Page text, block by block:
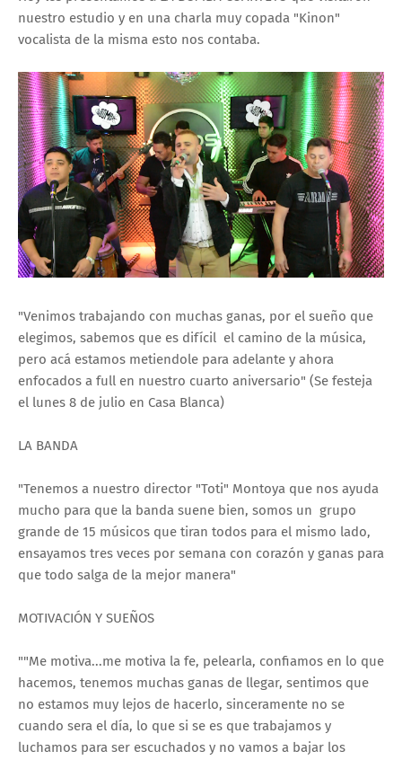
nuestro estudio y en una charla muy copada "Kinon"
vocalista de la misma esto nos contaba.
"Venimos trabajando con muchas ganas, por el sueño que
elegimos, sabemos que es difícil el camino de la música,
pero acá estamos metiendole para adelante y ahora
enfocados a full en nuestro cuarto aniversario" (Se festeja
el lunes 8 de julio en Casa Blanca)
LA BANDA
"Tenemos a nuestro director "Toti" Montoya que nos ayuda
mucho para que la banda suene bien, somos un grupo
grande de 15 músicos que tiran todos para el mismo lado,
ensayamos tres veces por semana con corazón y ganas para
que todo salga de la mejor manera"
MOTIVACIÓN Y SUEÑOS
""Me motiva...me motiva la fe, pelearla, confiamos en lo que
hacemos, tenemos muchas ganas de llegar, sentimos que
no estamos muy lejos de hacerlo, sinceramente no se
cuando sera el día, lo que si se es que trabajamos y
luchamos para ser escuchados y no vamos a bajar los